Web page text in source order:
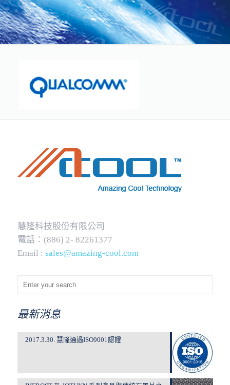
慧隆科技股份有限公司
電話：(886) 2- 82261377
Email : sales@amazing-cool.com
最新消息
2017.3.30. 慧隆通過ISO9001認證